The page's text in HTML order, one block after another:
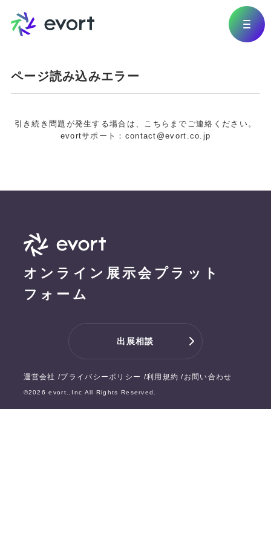
ページ読み込みエラー
引き続き問題が発生する場合は、こちらまでご連絡ください。
evortサポート：contact@evort.co.jp
オンライン展示会プラット
フォーム
出展相談
運営会社 プライバシーポリシー 利用規約 お問い合わせ
©2026 evort.,Inc All Rights Reserved.